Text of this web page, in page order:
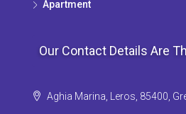
Apartment
Our Contact Details Are
Aghia Marina, Leros, 85400,